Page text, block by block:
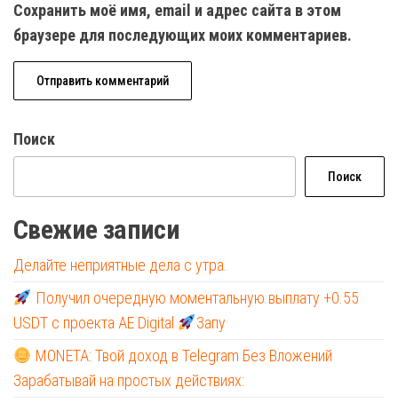
Сохранить моё имя, email и адрес сайта в этом
браузере для последующих моих комментариев.
Поиск
Поиск
Свежие записи
Делайте неприятные дела с утра.
Получил очередную моментальную выплату +0.55
USDT с проекта AE Digital
Запу
MONETA: Твой доход в Telegram Без Вложений
Зарабатывай на простых действиях: